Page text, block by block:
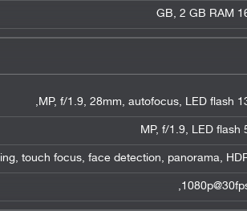
16 GB, 2
13 MP, f/1.9, 28mm,
5 MP,
touch focus, face detection, panorama,